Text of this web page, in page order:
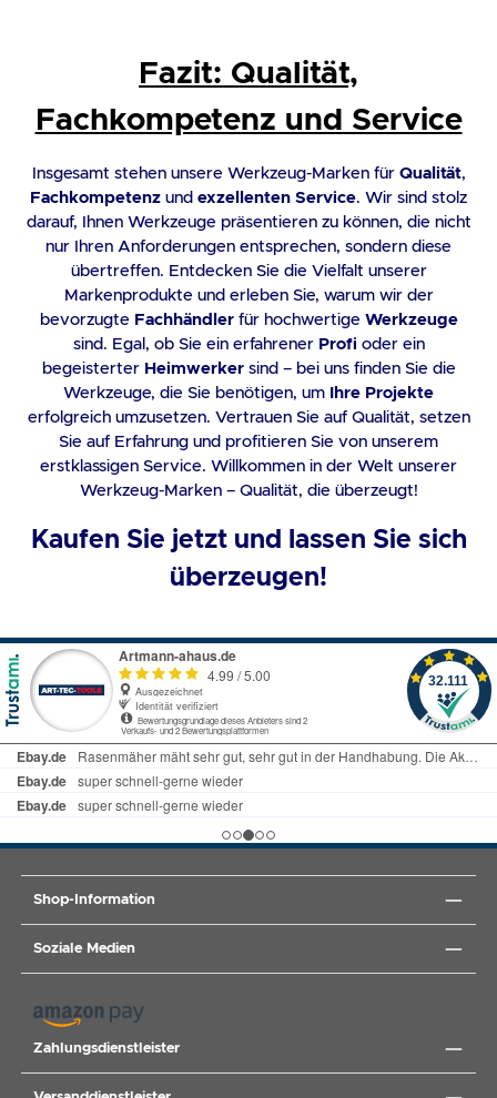
Fazit: Qualität,
Fachkompetenz und Service
Insgesamt stehen unsere Werkzeug-Marken für Qualität,
Fachkompetenz und exzellenten Service. Wir sind stolz
darauf, Ihnen Werkzeuge präsentieren zu können, die nicht
nur Ihren Anforderungen entsprechen, sondern diese
übertreffen. Entdecken Sie die Vielfalt unserer
Markenprodukte und erleben Sie, warum wir der
bevorzugte Fachhändler für hochwertige Werkzeuge
sind. Egal, ob Sie ein erfahrener Profi oder ein
begeisterter Heimwerker sind – bei uns finden Sie die
Werkzeuge, die Sie benötigen, um Ihre Projekte
erfolgreich umzusetzen. Vertrauen Sie auf Qualität, setzen
Sie auf Erfahrung und profitieren Sie von unserem
erstklassigen Service. Willkommen in der Welt unserer
Werkzeug-Marken – Qualität, die überzeugt!
Kaufen Sie jetzt und lassen Sie sich
überzeugen!
Shop-Information
Soziale Medien
Zahlungsdienstleister